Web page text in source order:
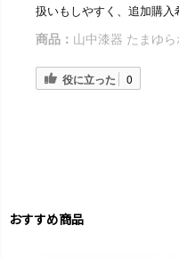
扱いもしやすく、追加購
商品： 山中漆器 たまゆ
役に立った 0
おすすめ商品